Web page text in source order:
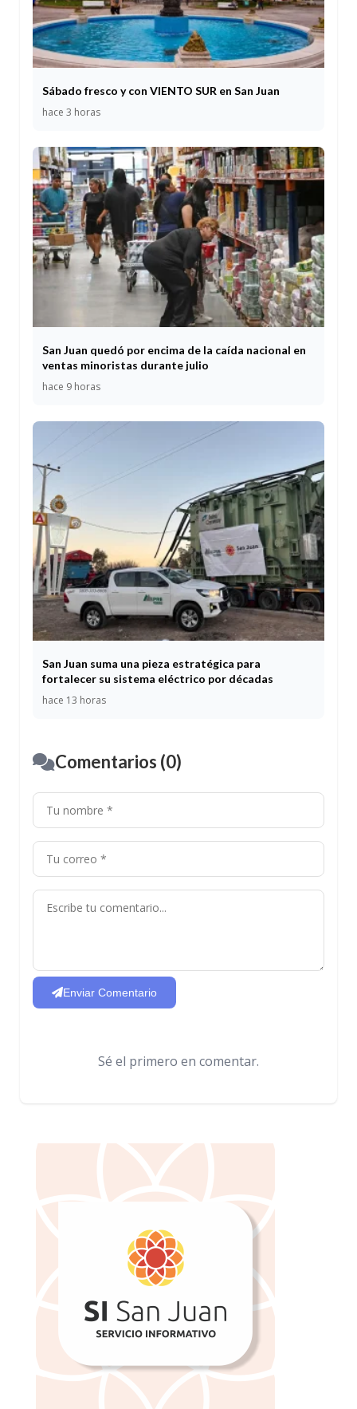
Sábado fresco y con VIENTO SUR en San Juan
hace 3 horas
San Juan quedó por encima de la caída nacional en
ventas minoristas durante julio
hace 9 horas
San Juan suma una pieza estratégica para
fortalecer su sistema eléctrico por décadas
hace 13 horas
Comentarios (0)
Enviar Comentario
Sé el primero en comentar.